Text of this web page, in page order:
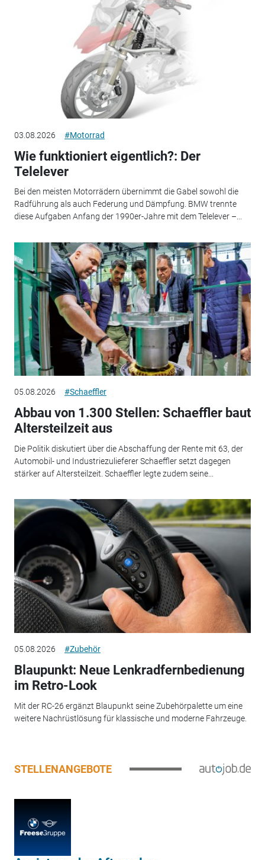
03.08.2026 #Motorrad
Wie funktioniert eigentlich?: Der
Telelever
Bei den meisten Motorrädern übernimmt die Gabel sowohl die
Radführung als auch Federung und Dämpfung. BMW trennte
diese Aufgaben Anfang der 1990er-Jahre mit dem Telelever –...
05.08.2026 #Schaeffler
Abbau von 1.300 Stellen: Schaeffler baut
Altersteilzeit aus
Die Politik diskutiert über die Abschaffung der Rente mit 63, der
Automobil- und Industriezulieferer Schaeffler setzt dagegen
stärker auf Altersteilzeit. Schaeffler legte zudem seine...
05.08.2026 #Zubehör
Blaupunkt: Neue Lenkradfernbedienung
im Retro-Look
Mit der RC-26 ergänzt Blaupunkt seine Zubehörpalette um eine
weitere Nachrüstlösung für klassische und moderne Fahrzeuge.
STELLENANGEBOTE